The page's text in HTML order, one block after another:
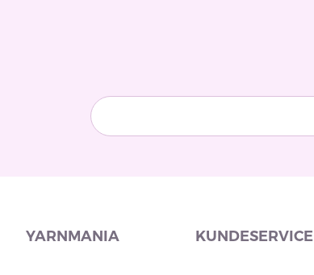
YARNMANIA KUNDESERVICE